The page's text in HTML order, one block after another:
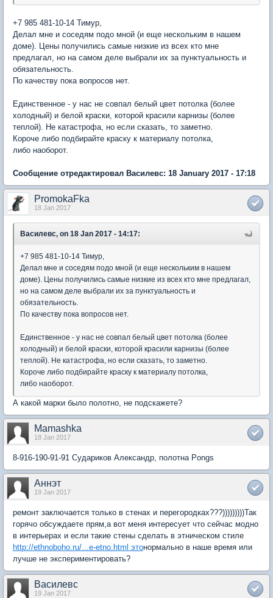
+7 985 481-10-14 Тимур,
Делал мне и соседям подо мной (и еще нескольким в нашем
доме). Цены получились самые низкие из всех кто мне
предлагал, но на самом деле выбрали их за пунктуальность и
обязательность.
По качеству пока вопросов нет.
Единственное - у нас не совпал белый цвет потолка (более
холодный) и белой краски, которой красили карнизы (более
теплой). Не катастрофа, но если сказать, то заметно.
Короче либо подбирайте краску к материалу потолка,
либо наоборот.
Сообщение отредактировал Василевс: 18 January 2017 - 17:18
PromokaFka
18 Jan 2017
Василевс, on 18 Jan 2017 - 14:17:
+7 985 481-10-14 Тимур,
Делал мне и соседям подо мной (и еще нескольким в нашем
доме). Цены получились самые низкие из всех кто мне предлагал,
но на самом деле выбрали их за пунктуальность и
обязательность.
По качеству пока вопросов нет.
Единственное - у нас не совпал белый цвет потолка (более
холодный) и белой краски, которой красили карнизы (более
теплой). Не катастрофа, но если сказать, то заметно.
Короче либо подбирайте краску к материалу потолка,
либо наоборот.
А какой марки было полотно, не подскажете?
Mamashka
18 Jan 2017
8-916-190-91-91 Судариков Александр, полотна Pongs
Аннэт
19 Jan 2017
ремонт заключается только в стенах и перегородках???)))))))))Так
горячо обсуждаете прям,а вот меня интересует что сейчас модно
в интерьерах и если такие стены сделать в этническом стиле
http://ethnoboho.ru/...e-etno.html этонормально в наше время или
лучше не экспериментировать?
Василевс
19 Jan 2017